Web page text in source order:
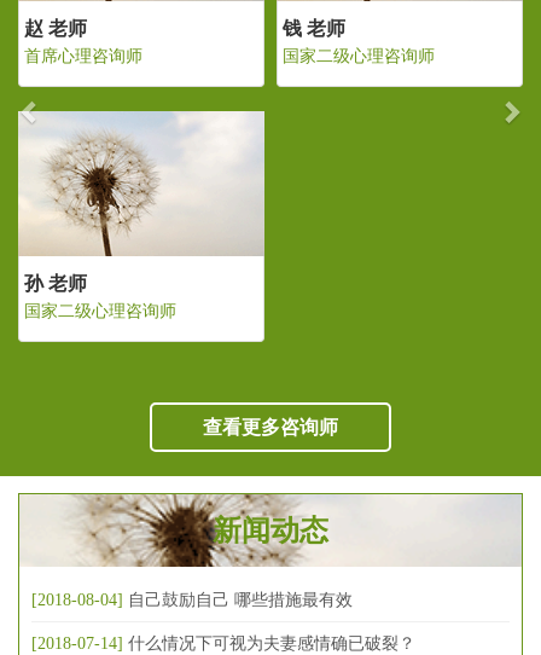
级心理咨询师 首席心理咨询师
查看更多咨询师
新闻动态
[2018-08-04] 自己鼓励自己 哪些措施最有效
[2018-07-14] 什么情况下可视为夫妻感情确已破裂？